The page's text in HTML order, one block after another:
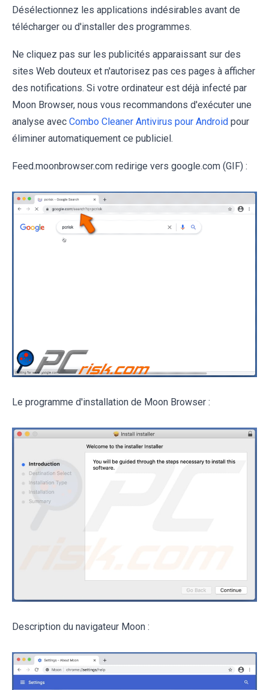
Désélectionnez les applications indésirables avant de
télécharger ou d'installer des programmes.
Ne cliquez pas sur les publicités apparaissant sur des
sites Web douteux et n'autorisez pas ces pages à afficher
des notifications. Si votre ordinateur est déjà infecté par
Moon Browser, nous vous recommandons d'exécuter une
analyse avec Combo Cleaner Antivirus pour Android pour
éliminer automatiquement ce publiciel.
Feed.moonbrowser.com redirige vers google.com (GIF) :
Le programme d'installation de Moon Browser :
Description du navigateur Moon :